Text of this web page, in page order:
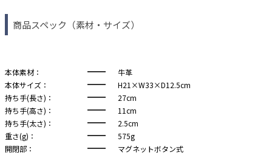
商品スペック（素材・サイズ）
本体素材：
牛革
本体サイズ：
H21×W33×D12.5cm
持ち手(長さ)：
27cm
持ち手(高さ)：
11cm
持ち手(太さ)：
2.5cm
重さ(g)：
575g
開閉部：
マグネットボタン式